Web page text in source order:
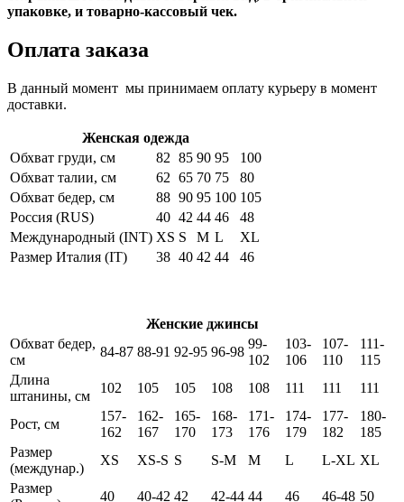
упаковке, и товарно-кассовый чек.
Оплата заказа
В данный момент мы принимаем оплату курьеру в момент
доставки.
Женская одежда
Обхват груди, см
82 85 90 95
100
Обхват талии, см
62 65 70 75
80
Обхват бедер, см
88 90 95 100 105
Россия (RUS)
40 42 44 46
48
Международный (INT) XS S M L
XL
Размер Италия (IT)
38 40 42 44 46
Женские джинсы
Обхват бедер,
см
84-87 88-91 92-95 96-98
99-
102
103-
106
107-
110
111-
115
Длина
штанины, см
102 105 105 108 108 111 111 111
Рост, см
157-
162
162-
167
165-
170
168-
173
171-
176
174-
179
177-
182
180-
185
Размер
(междунар.)
XS XS-S S S-M M L L-XL XL
Размер
40 40-42 42 42-44 44 46 46-48 50